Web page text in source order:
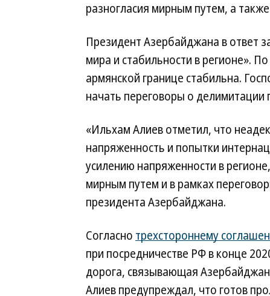
разногласия мирным путем, а
Президент Азербайджана в ответ
мира и стабильности в регионе».
армянской границе стабильна.
начать переговоры о делимитации
«Ильхам Алиев отметил, что
напряженность и попытки
усилению напряженности в
мирным путем и в рамках
президента Азербайджана.
Согласно трехстороннему
при посредничестве РФ в конце
дорога, связывающая
Алиев предупреждал, что готов